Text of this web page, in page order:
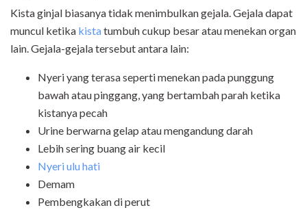
Kista ginjal biasanya tidak menimbulkan gejala. Gejala dapat
muncul ketika kistatumbuh cukup besar atau menekan organ
lain. Gejala-gejala tersebut antara lain:
Nyeri yang terasa seperti menekan pada punggung
bawah atau pinggang, yang bertambah parah ketika
kistanya pecah
Urine berwarna gelap atau mengandung darah
Lebih sering buang air kecil
Nyeri ulu hati
Demam
Pembengkakan di perut